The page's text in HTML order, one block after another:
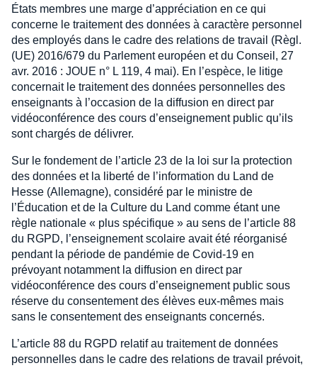
États membres une marge d’appréciation en ce qui
concerne le traitement des données à caractère personnel
des employés dans le cadre des relations de travail (Règl.
(UE) 2016/679 du Parlement européen et du Conseil, 27
avr. 2016 : JOUE n° L 119, 4 mai). En l’espèce, le litige
concernait le traitement des données personnelles des
enseignants à l’occasion de la diffusion en direct par
vidéoconférence des cours d’enseignement public qu’ils
sont chargés de délivrer.
Sur le fondement de l’article 23 de la loi sur la protection
des données et la liberté de l’information du Land de
Hesse (Allemagne), considéré par le ministre de
l’Éducation et de la Culture du Land comme étant une
règle nationale « plus spécifique » au sens de l’article 88
du RGPD, l’enseignement scolaire avait été réorganisé
pendant la période de pandémie de Covid-19 en
prévoyant notamment la diffusion en direct par
vidéoconférence des cours d’enseignement public sous
réserve du consentement des élèves eux-mêmes mais
sans le consentement des enseignants concernés.
L’article 88 du RGPD relatif au traitement de données
personnelles dans le cadre des relations de travail prévoit,